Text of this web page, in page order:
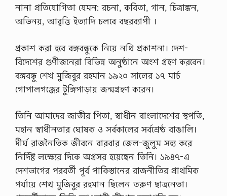
নানা প্রতিযােগিতা যেমন: রচনা, কবিতা, গান, চিত্রাঙ্কন,
অভিনয়, আবৃত্তি ইত্যাদি চলবে বছরব্যাপী ।
প্রকাশ করা হবে বঙ্গবন্ধুকে নিয়ে নথি প্রকাশনা। দেশ-
বিদেশের গুণীজনেরা বিভিন্ন অনুষ্ঠানে অংশ গ্রহণ করবেন।
বঙ্গবন্ধু শেখ মুজিবুর রহমান ১৯২০ সালের ১৭ মার্চ
গােপালগঞ্জের টুঙ্গিপাড়ায় জন্মগ্রহণ করেন।
তিনি আমাদের জাতীর পিতা, স্বাধীন বাংলাদেশের স্থপতি,
মহান স্বাধীনতার ঘােষক ও সর্বকালের সর্বশ্রেষ্ঠ বাঙালি।
দীর্ঘ রাজনৈতিক জীবনে বারবার জেল-জুলুম সহ্য করে
নির্দিষ্ট লক্ষ্যের দিকে অগ্রসর হয়েছেন তিনি। ১৯৪৭-এ
দেশভাগের পরবর্তী পূর্ব পাকিস্তানের রাজনীতির প্রাথমিক
পর্যায়ে শেখ মুজিবুর রহমান ছিলেন তরুণ ছাত্রনেতা।